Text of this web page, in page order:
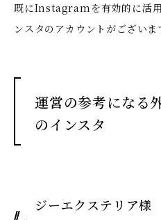
既にInstagramを有効的に活
ンスタのアカウントがござい
運営の参考になる
のインスタ
ジーエクステリア様